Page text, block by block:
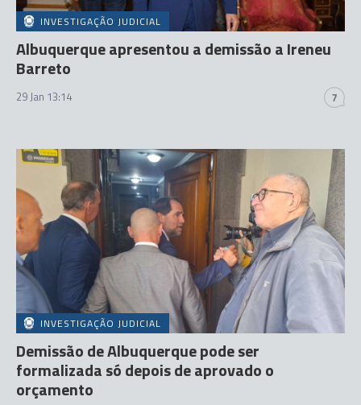
INVESTIGAÇÃO JUDICIAL
Albuquerque apresentou a demissão a Ireneu
Barreto
29 Jan 13:14 7
INVESTIGAÇÃO JUDICIAL
Demissão de Albuquerque pode ser
formalizada só depois de aprovado o
orçamento